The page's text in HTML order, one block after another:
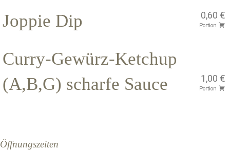
Joppie Dip 0,60 €
Portion
Curry-Gewürz-Ketchup
(A,B,G) scharfe Sauce
1,00 €
Portion
Öffnungszeiten